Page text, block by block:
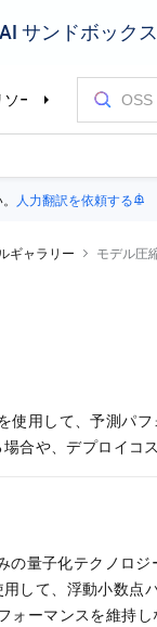
人力翻訳を依頼する
ギャラリー モデル圧
使用して、予測パ
合や、デプロイコ
の量子化テクノロ
して、浮動小数点
ォーマンスを維持